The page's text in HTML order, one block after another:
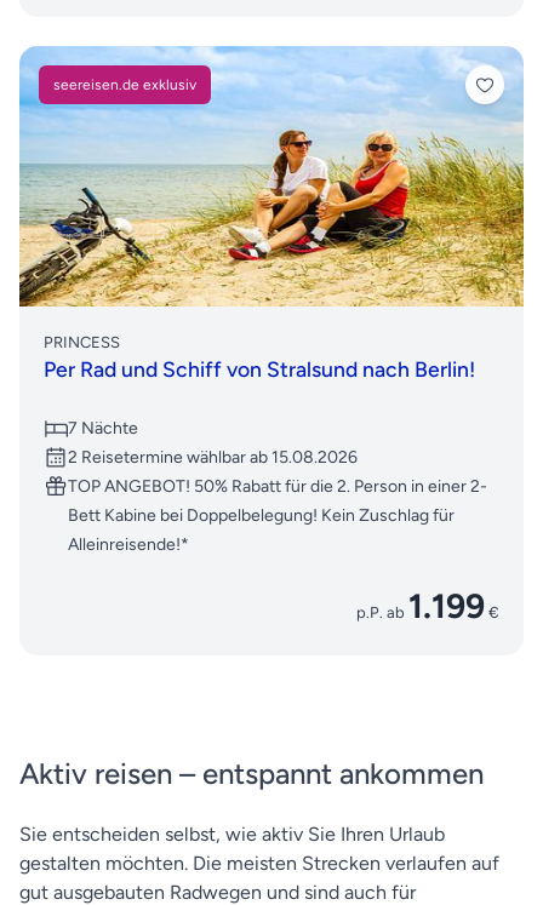
seereisen.de exklusiv
PRINCESS
Per Rad und Schiff von Stralsund nach Berlin!
7 Nächte
2 Reisetermine wählbar ab 15.08.2026
TOP ANGEBOT! 50% Rabatt für die 2. Person in einer 2-
Bett Kabine bei Doppelbelegung! Kein Zuschlag für
Alleinreisende!*
p.P. ab 1.199 €
Aktiv reisen – entspannt ankommen
Sie entscheiden selbst, wie aktiv Sie Ihren Urlaub
gestalten möchten. Die meisten Strecken verlaufen auf
gut ausgebauten Radwegen und sind auch für